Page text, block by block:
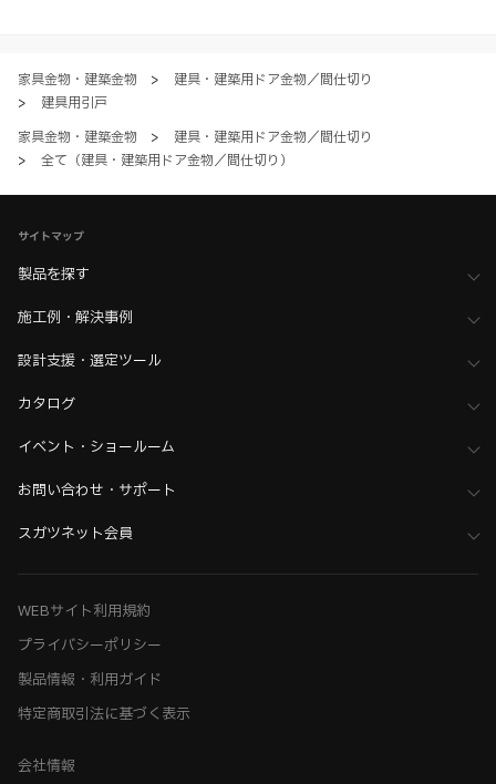
家具金物・建築金物 >
建具・建築用ドア金物／間仕切り
>
建具用引戸
家具金物・建築金物
>
建具・建築用ドア金物／間仕切り
>
全て（建具・建築用ドア金物／間仕切り）
サイトマップ
製品を探す
施工例・解決事例
設計支援・選定ツール
カタログ
イベント・ショールーム
お問い合わせ・サポート
スガツネット会員
WEBサイト利用規約
プライバシーポリシー
製品情報・利用ガイド
特定商取引法に基づく表示
会社情報